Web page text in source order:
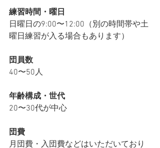
練習時間・曜日
日曜日の9:00〜12:00（別の時間帯や土
曜日練習が入る場合もあります）
団員数
40〜50人
年齢構成・世代
20〜30代が中心
団費
月団費・入団費などはいただいており